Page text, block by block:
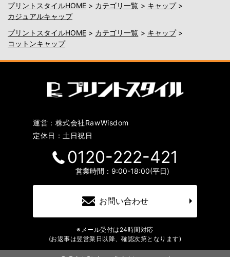
プリントスタイルHOME > カテゴリ一覧 > キャップ >
カジュアルキャップ
プリントスタイルHOME > カテゴリ一覧 > キャップ >
コットンキャップ
運営：株式会社RawWisdom
定休日：土日祝日
0120-222-421
営業時間：9:00-18:00(平日)
お問い合わせ
※メール受付は24時間対応
(お返事は翌営業日以降、確認次第となります)